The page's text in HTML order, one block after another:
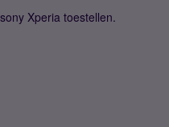
Xperia toestellen.